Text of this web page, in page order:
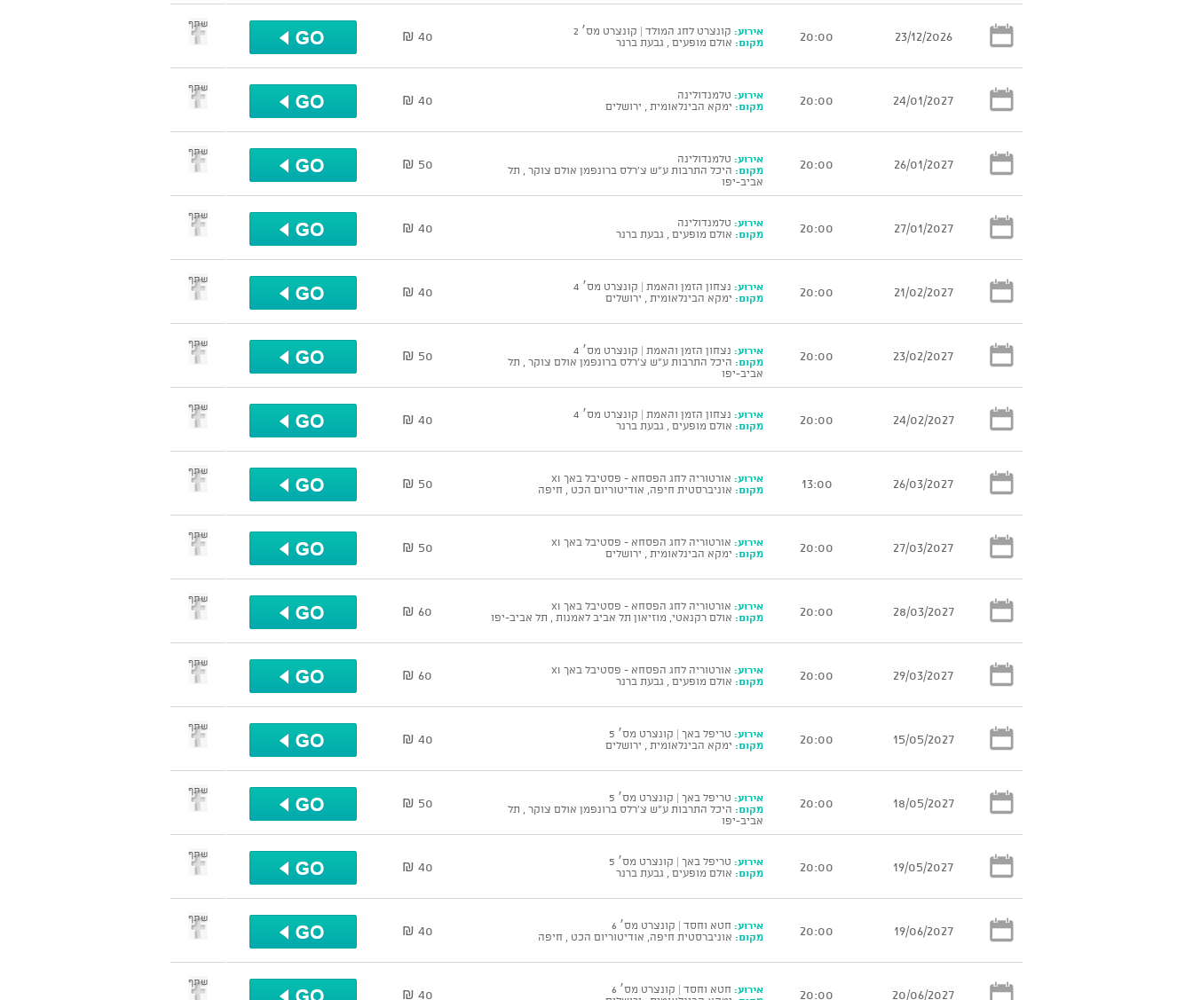
23/12/2026
20:00 אירוע: קונצרט לחג המולד | קונצרט מס׳ 2
מקום: אולם מופעים , גבעת ברנר 40 ₪
שתף
24/01/2027
20:00 אירוע: טלמנדולינה
מקום: ימקא הבינלאומית , ירושלים 40 ₪
שתף
26/01/2027
20:00 אירוע: טלמנדולינה
מקום: היכל התרבות ע"ש צ'רלס ברונפמן אולם צוקר , תל
אביב-יפו
50 ₪
שתף
27/01/2027
20:00 אירוע: טלמנדולינה
מקום: אולם מופעים , גבעת ברנר 40 ₪
שתף
21/02/2027
20:00 אירוע: נצחון הזמן והאמת | קונצרט מס׳ 4
מקום: ימקא הבינלאומית , ירושלים 40 ₪
שתף
23/02/2027
20:00 אירוע: נצחון הזמן והאמת | קונצרט מס׳ 4
מקום: היכל התרבות ע"ש צ'רלס ברונפמן אולם צוקר , תל
אביב-יפו
50 ₪
שתף
24/02/2027
20:00 אירוע: נצחון הזמן והאמת | קונצרט מס׳ 4
מקום: אולם מופעים , גבעת ברנר 40 ₪
שתף
26/03/2027
13:00 אירוע: אורטוריה לחג הפסחא - פסטיבל באך XI
מקום: אוניברסטית חיפה, אודיטוריום הכט , חיפה 50 ₪
שתף
27/03/2027
20:00 אירוע: אורטוריה לחג הפסחא - פסטיבל באך XI
מקום: ימקא הבינלאומית , ירושלים 50 ₪
שתף
28/03/2027
20:00 אירוע: אורטוריה לחג הפסחא - פסטיבל באך XI
מקום: אולם רקנאטי, מוזיאון תל אביב לאמנות , תל אביב-יפו 60 ₪
שתף
29/03/2027
20:00 אירוע: אורטוריה לחג הפסחא - פסטיבל באך XI
מקום: אולם מופעים , גבעת ברנר 60 ₪
שתף
15/05/2027
20:00 אירוע: טריפל באך | קונצרט מס׳ 5
מקום: ימקא הבינלאומית , ירושלים 40 ₪
שתף
18/05/2027
20:00 אירוע: טריפל באך | קונצרט מס׳ 5
מקום: היכל התרבות ע"ש צ'רלס ברונפמן אולם צוקר , תל
אביב-יפו
50 ₪
שתף
19/05/2027
20:00 אירוע: טריפל באך | קונצרט מס׳ 5
מקום: אולם מופעים , גבעת ברנר 40 ₪
שתף
19/06/2027
20:00 אירוע: חטא וחסד | קונצרט מס׳ 6
מקום: אוניברסטית חיפה, אודיטוריום הכט , חיפה 40 ₪
שתף
20/06/2027
20:00 אירוע: חטא וחסד | קונצרט מס׳ 6
40 ₪
שתף